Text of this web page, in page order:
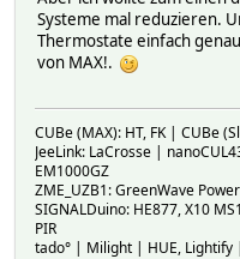
Systeme mal reduzieren.
Thermostate einfach
von MAX!.
CUBe (MAX): HT, FK | CUBe
JeeLink: LaCrosse |
EM1000GZ
ZME_UZB1: GreenWave
SIGNALDuino: HE877, X10
PIR
tado° | Milight | HUE,